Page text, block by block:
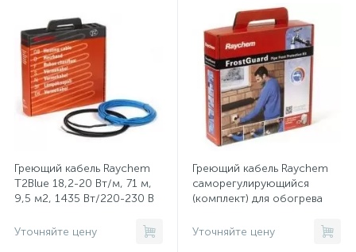
Греющий кабель Raychem
T2Blue 18,2-20 Вт/м, 71 м,
9,5 м2, 1435 Вт/220-230 В
Уточняйте цену
Греющий кабель Raychem
саморегулирующийся
(комплект) для обогрева
м, 19 м, 190 Вт/230 В
Уточняйте цену